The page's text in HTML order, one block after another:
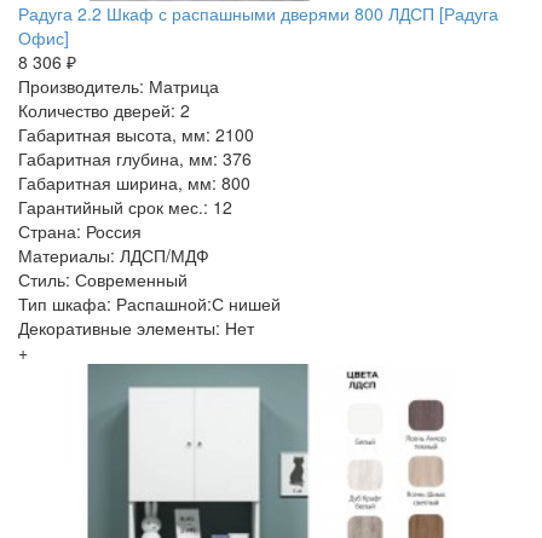
Радуга 2.2 Шкаф с распашными дверями 800 ЛДСП [Радуга
Офис]
8 306 ₽
Производитель: Матрица
Количество дверей: 2
Габаритная высота, мм: 2100
Габаритная глубина, мм: 376
Габаритная ширина, мм: 800
Гарантийный срок мес.: 12
Страна: Россия
Материалы: ЛДСП/МДФ
Стиль: Современный
Тип шкафа: Распашной:С нишей
Декоративные элементы: Нет
+